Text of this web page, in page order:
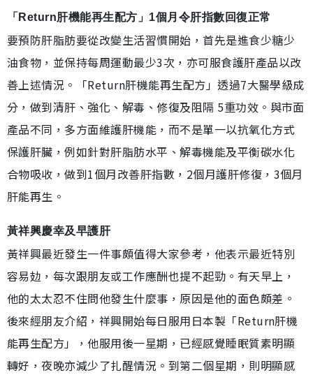
「Return肝機能再生配方」1個月令肝指數回復正常
要預防肝脂肪要從改變生活習慣開始，首先是進食少糖少
油食物，並保持每周運動最少3次，亦可服食護肝產品以改
善上述情況。「Return肝機能再生配方」透過7大醫學級成
分，做到清肝、強化、解毒、修復及阻隔 5重功效。與市面
產品不同，多方面維護肝機能，而不是單一以抗氧化方式
保護肝臟，例如針對肝脂肪水平、解毒機能及平衡碳水化
合物吸收，做到1個月改善肝指數，2個月護肝修復，3個月
肝能再生。
黃祥興慶幸及早護肝
黃祥興最近發生一件事頗值得大家參考，他表示最近特別
容易攰，每次跟朋友或工作應酬也提不起勁。有天早上，
他的太太忍不住問他發生什麼事，原因是他的面色頗差。
後來經朋友介紹，祥興開始每日服用日本製「Return肝機
能再生配方」，他服用後一星期，已經感覺睡眠質素明顯
轉好，夜晚亦減少了扎醒情況。到第二個星期，則明顯感